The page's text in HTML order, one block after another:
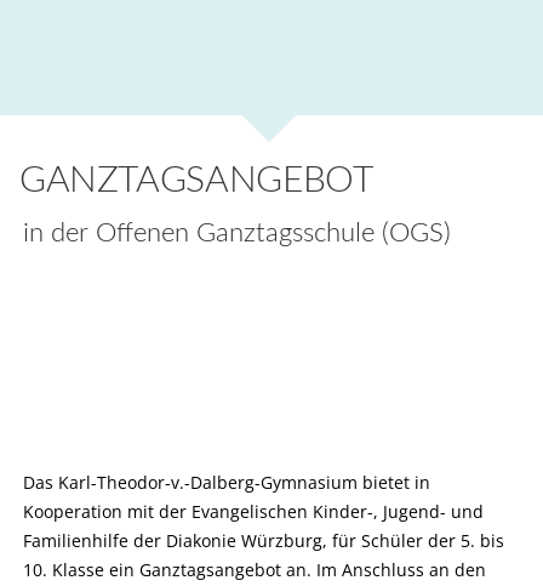
GANZTAGSANGEBOT
in der Offenen Ganztagsschule (OGS)
Das Karl-Theodor-v.-Dalberg-Gymnasium bietet in
Kooperation mit der Evangelischen Kinder-, Jugend- und
Familienhilfe der Diakonie Würzburg, für Schüler der 5. bis
10. Klasse ein Ganztagsangebot an. Im Anschluss an den